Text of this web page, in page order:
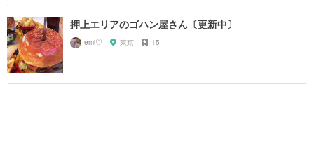
押上エリアのゴハン屋さん〔更新中〕
emi♡ 東京 15